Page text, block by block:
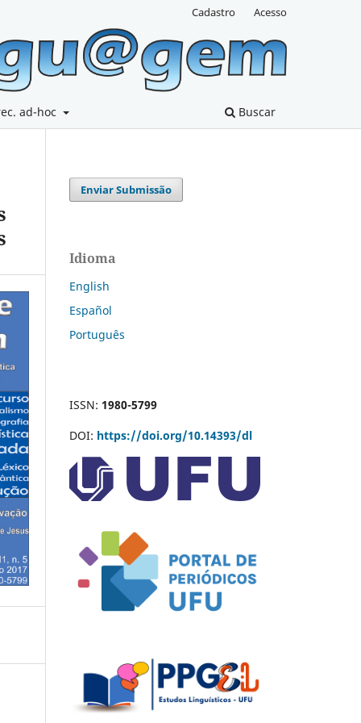
ad-hoc Buscar
Cadastro Acesso
Enviar Submissão
Idioma
English
Español
Português
ISSN: 1980-5799
DOI: https://doi.org/10.14393/dl